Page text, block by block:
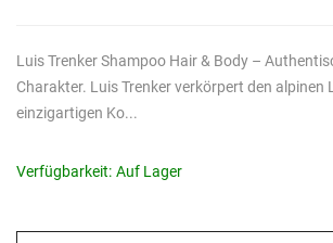
Luis Trenker Shampoo Hair & Body –
Charakter. Luis Trenker verkörpert den alpinen
einzigartigen Ko...
Verfügbarkeit: Auf Lager